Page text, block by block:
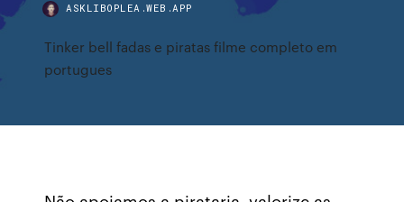
ASKLIBOPLEA.WEB.APP
Tinker bell fadas e piratas filme completo em
portugues